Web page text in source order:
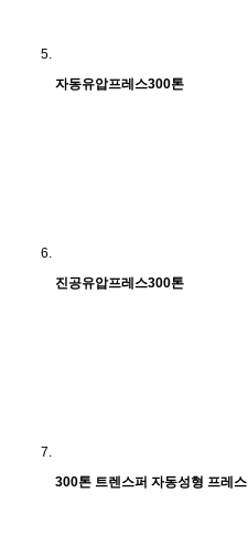
자동유압프레스300톤
진공유압프레스300톤
300톤 트렌스퍼 자동성형 프레스